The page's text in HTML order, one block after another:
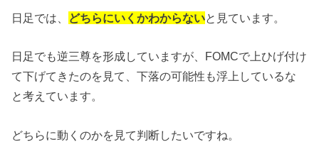
日足では、 どちらにいくかわからないと見ています。
日足でも逆三尊を形成していますが、FOMCで上ひげ付け
て下げてきたのを見て、下落の可能性も浮上しているな
と考えています。
どちらに動くのかを見て判断したいですね。